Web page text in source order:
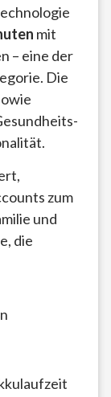
mit
– eine der
Die
zum
und
die